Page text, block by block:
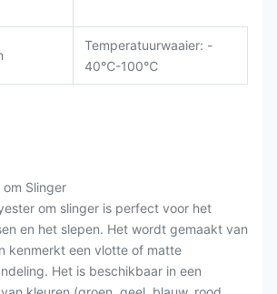
Temperatuurwaaier: -
40℃-100℃
Slinger
om slinger is perfect voor het
en het slepen. Het wordt gemaakt van
kenmerkt een vlotte of matte
Het is beschikbaar in een